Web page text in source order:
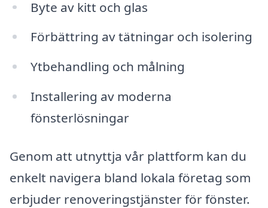
Byte av kitt och glas
Förbättring av tätningar och isolering
Ytbehandling och målning
Installering av moderna
fönsterlösningar
Genom att utnyttja vår plattform kan du
enkelt navigera bland lokala företag som
erbjuder renoveringstjänster för fönster.